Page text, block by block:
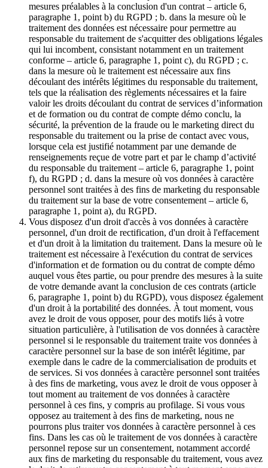
mesures préalables à la conclusion d'un contrat – article 6,
paragraphe 1, point b) du RGPD ; b. dans la mesure où le
traitement des données est nécessaire pour permettre au
responsable du traitement de s'acquitter des obligations légales
qui lui incombent, consistant notamment en un traitement
conforme – article 6, paragraphe 1, point c), du RGPD ; c.
dans la mesure où le traitement est nécessaire aux fins
découlant des intérêts légitimes du responsable du traitement,
tels que la réalisation des règlements nécessaires et la faire
valoir les droits découlant du contrat de services d’information
et de formation ou du contrat de compte démo conclu, la
sécurité, la prévention de la fraude ou le marketing direct du
responsable du traitement ou la prise de contact avec vous,
lorsque cela est justifié notamment par une demande de
renseignements reçue de votre part et par le champ d’activité
du responsable du traitement – article 6, paragraphe 1, point
f), du RGPD ; d. dans la mesure où vos données à caractère
personnel sont traitées à des fins de marketing du responsable
du traitement sur la base de votre consentement – article 6,
paragraphe 1, point a), du RGPD.
Vous disposez d'un droit d'accès à vos données à caractère
personnel, d'un droit de rectification, d'un droit à l'effacement
et d'un droit à la limitation du traitement. Dans la mesure où le
traitement est nécessaire à l'exécution du contrat de services
d'information et de formation ou du contrat de compte démo
auquel vous êtes partie, ou pour prendre des mesures à la suite
de votre demande avant la conclusion de ces contrats (article
6, paragraphe 1, point b) du RGPD), vous disposez également
d'un droit à la portabilité des données. À tout moment, vous
avez le droit de vous opposer, pour des motifs liés à votre
situation particulière, à l'utilisation de vos données à caractère
personnel si le responsable du traitement traite vos données à
caractère personnel sur la base de son intérêt légitime, par
exemple dans le cadre de la commercialisation de produits et
de services. Si vos données à caractère personnel sont traitées
à des fins de marketing, vous avez le droit de vous opposer à
tout moment au traitement de vos données à caractère
personnel à ces fins, y compris au profilage. Si vous vous
opposez au traitement à des fins de marketing, nous ne
pourrons plus traiter vos données à caractère personnel à ces
fins. Dans les cas où le traitement de vos données à caractère
personnel repose sur un consentement, notamment accordé
aux fins de marketing du responsable du traitement, vous avez